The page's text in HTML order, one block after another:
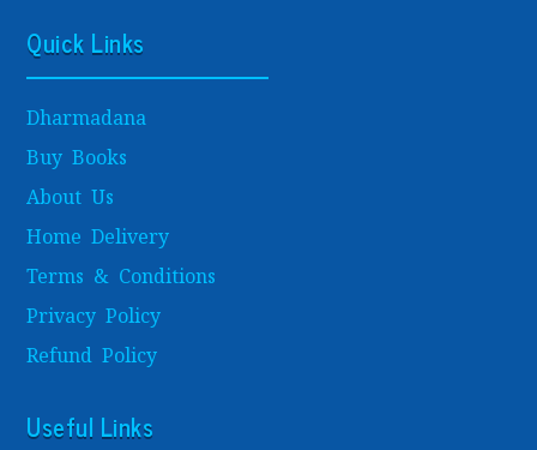
Quick Links
Dharmadana
Buy Books
About Us
Home Delivery
Terms & Conditions
Privacy Policy
Refund Policy
Useful Links